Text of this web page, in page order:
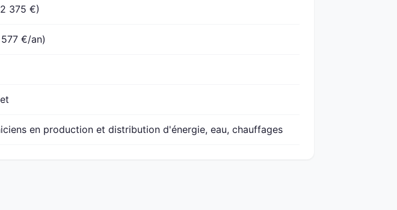
375 €)
€/an)
en production et distribution d'énergie, eau, chauffages